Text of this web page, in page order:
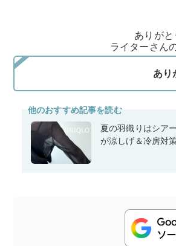
ありがと
ライターさん
他のおすすめ記事を読む
夏の羽織りはシア
が涼しげ＆冷房対